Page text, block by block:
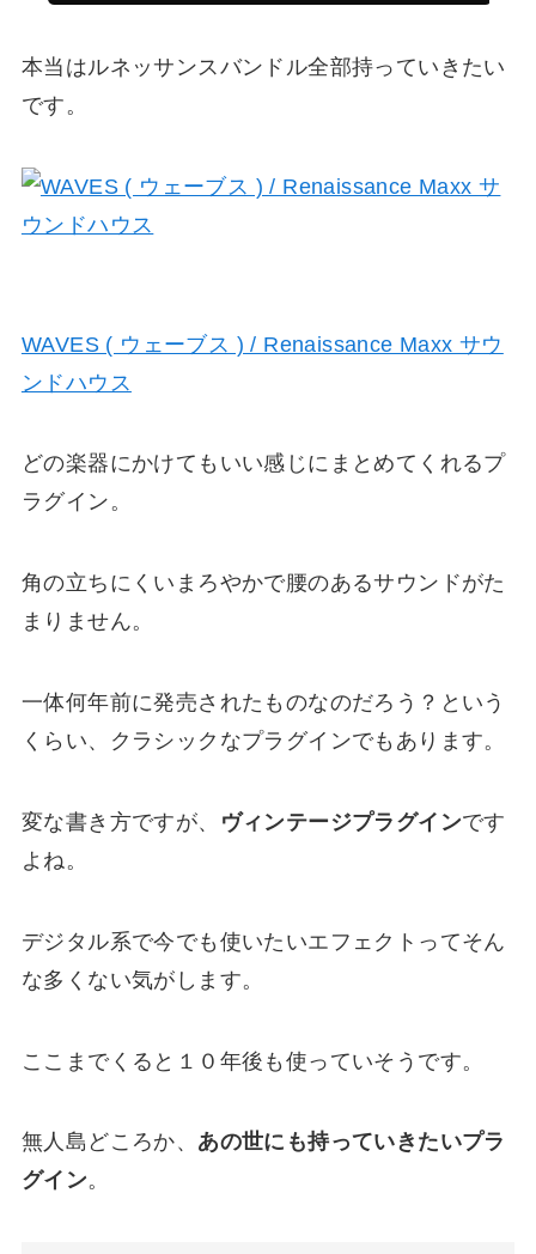
本当はルネッサンスバンドル全部持っていきたい
です。
WAVES ( ウェーブス ) / Renaissance Maxx サウ
ンドハウス
どの楽器にかけてもいい感じにまとめてくれるプ
ラグイン。
角の立ちにくいまろやかで腰のあるサウンドがた
まりません。
一体何年前に発売されたものなのだろう？という
くらい、クラシックなプラグインでもあります。
変な書き方ですが、 ヴィンテージプラグインです
よね。
デジタル系で今でも使いたいエフェクトってそん
な多くない気がします。
ここまでくると１０年後も使っていそうです。
無人島どころか、 あの世にも持っていきたいプラ
グイン。